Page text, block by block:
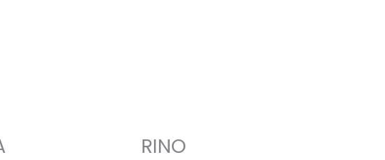
RINO